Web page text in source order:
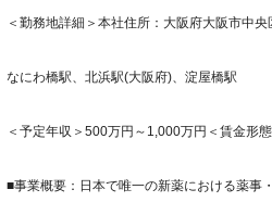
＜勤務地詳細＞本社住所：大阪府大阪市中
なにわ橋駅、北浜駅(大阪府)、淀屋橋駅
＜予定年収＞500万円～1,000万円＜賃金形
■事業概要：日本で唯一の新薬における薬事